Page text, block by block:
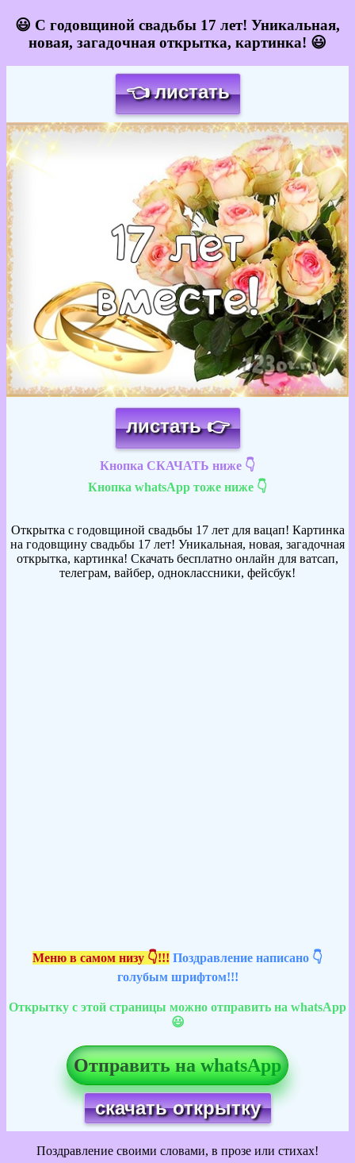
😃 С годовщиной свадьбы 17 лет! Уникальная,
новая, загадочная открытка, картинка! 😃
👈 листать
Загрузка картинки...
листать 👉
Кнопка СКАЧАТЬ ниже 👇
Кнопка whatsApp тоже ниже 👇
Открытка с годовщиной свадьбы 17 лет для вацап! Картинка
на годовщину свадьбы 17 лет! Уникальная, новая, загадочная
открытка, картинка! Скачать бесплатно онлайн для ватсап,
телеграм, вайбер, одноклассники, фейсбук!
Меню в самом низу 👇!!! Поздравление написано 👇
голубым шрифтом!!!
Открытку с этой страницы можно отправить на whatsApp
😃
Отправить на whatsApp
скачать открытку
Поздравление своими словами, в прозе или стихах!